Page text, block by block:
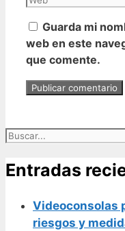
Guarda mi
web en este
que comente.
Buscar:
Entradas
Videoconsolas
riesgos y